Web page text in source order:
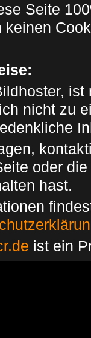
Seite
keinen
nicht zu
oder
hast.
ist ein